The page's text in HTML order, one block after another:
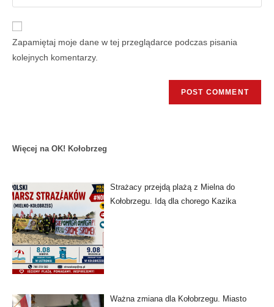
Zapamiętaj moje dane w tej przeglądarce podczas pisania
kolejnych komentarzy.
Więcej na OK! Kołobrzeg
Strażacy przejdą plażą z Mielna do
Kołobrzegu. Idą dla chorego Kazika
Ważna zmiana dla Kołobrzegu. Miasto